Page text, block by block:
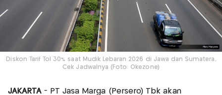
Diskon Tarif Tol 30% saat Mudik Lebaran 2026 di Jawa dan Sumatera,
Cek Jadwalnya (Foto: Okezone)
JAKARTA - PT Jasa Marga (Persero) Tbk akan